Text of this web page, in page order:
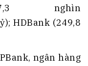
nghìn
HDBank (249,8
ngân hàng